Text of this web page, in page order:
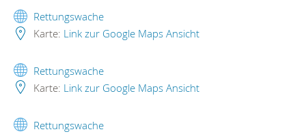
Rettungswache
Karte: Link zur Google Maps Ansicht
Rettungswache
Karte: Link zur Google Maps Ansicht
Rettungswache